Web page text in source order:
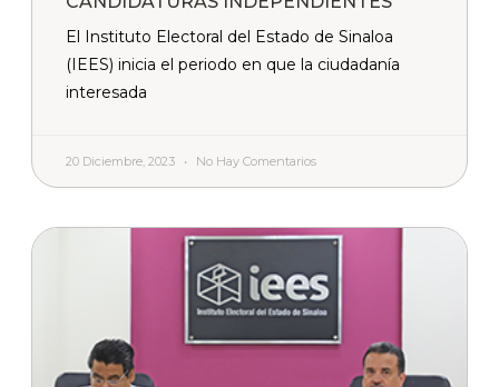
El Instituto Electoral del Estado de Sinaloa
(IEES) inicia el periodo en que la ciudadanía
interesada
20 Diciembre, 2023 No Hay Comentarios